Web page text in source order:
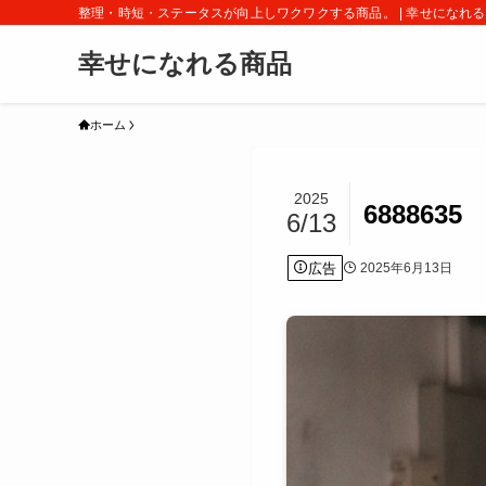
整理・時短・ステータスが向上しワクワクする商品。 | 幸せになれ
幸せになれる商品
ホーム
6888635
2025
6/13
広告 2025年6月13日